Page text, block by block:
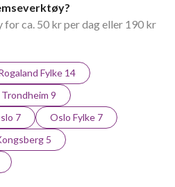
ca. 50 kr per dag eller 190 kr
Fylke 14
Trondheim 9
7
Oslo Fylke 7
5